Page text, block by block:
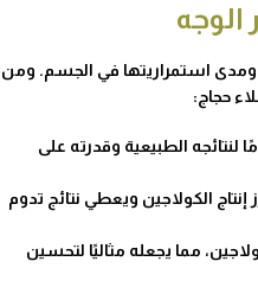
الوجه
ومدى استمراريتها في الجسم. ومن
حجاج:
لنتائجه الطبيعية وقدرته على
الكولاجين ويعطي نتائج تدوم
مما يجعله مثاليًا لتحسين